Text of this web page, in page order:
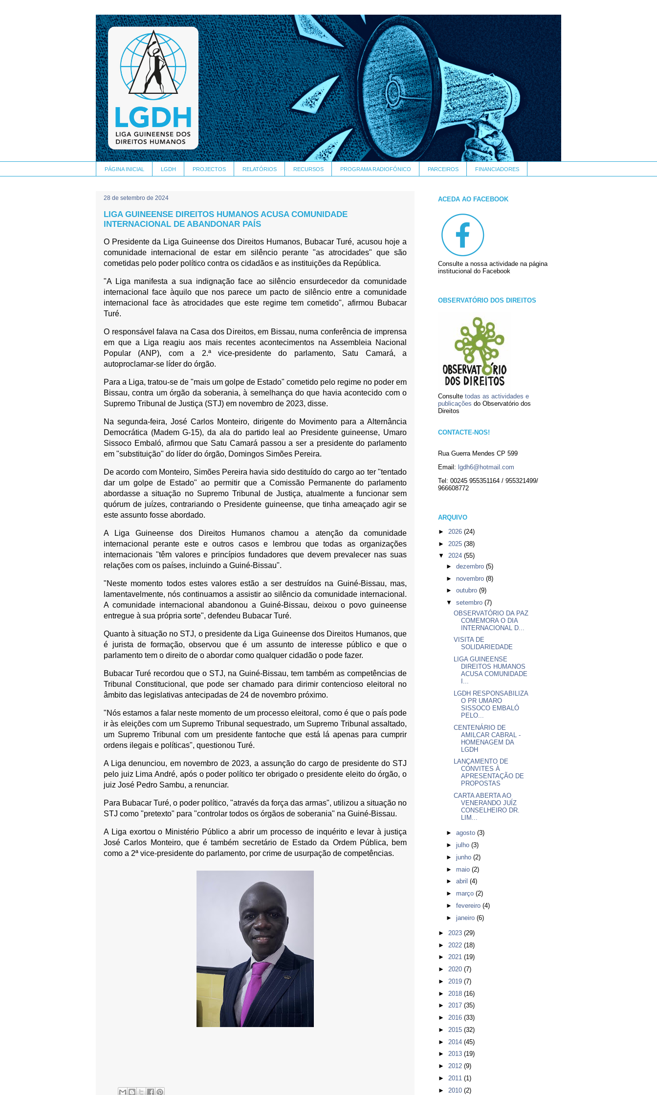
PÁGINA INICIAL LGDH PROJECTOS RELATÓRIOS RECURSOS PROGRAMA RADIOFÓNICO PARCEIROS FINANCIADORES
28 de setembro de 2024
LIGA GUINEENSE DIREITOS HUMANOS ACUSA COMUNIDADE
INTERNACIONAL DE ABANDONAR PAÍS
O Presidente da Liga Guineense dos Direitos Humanos, Bubacar Turé, acusou hoje a
comunidade internacional de estar em silêncio perante "as atrocidades" que são
cometidas pelo poder político contra os cidadãos e as instituições da República.
"A Liga manifesta a sua indignação face ao silêncio ensurdecedor da comunidade
internacional face àquilo que nos parece um pacto de silêncio entre a comunidade
internacional face às atrocidades que este regime tem cometido", afirmou Bubacar
Turé.
O responsável falava na Casa dos Direitos, em Bissau, numa conferência de imprensa
em que a Liga reagiu aos mais recentes acontecimentos na Assembleia Nacional
Popular (ANP), com a 2.ª vice-presidente do parlamento, Satu Camará, a
autoproclamar-se líder do órgão.
Para a Liga, tratou-se de "mais um golpe de Estado" cometido pelo regime no poder em
Bissau, contra um órgão da soberania, à semelhança do que havia acontecido com o
Supremo Tribunal de Justiça (STJ) em novembro de 2023, disse.
Na segunda-feira, José Carlos Monteiro, dirigente do Movimento para a Alternância
Democrática (Madem G-15), da ala do partido leal ao Presidente guineense, Umaro
Sissoco Embaló, afirmou que Satu Camará passou a ser a presidente do parlamento
em "substituição" do líder do órgão, Domingos Simões Pereira.
De acordo com Monteiro, Simões Pereira havia sido destituído do cargo ao ter "tentado
dar um golpe de Estado" ao permitir que a Comissão Permanente do parlamento
abordasse a situação no Supremo Tribunal de Justiça, atualmente a funcionar sem
quórum de juízes, contrariando o Presidente guineense, que tinha ameaçado agir se
este assunto fosse abordado.
A Liga Guineense dos Direitos Humanos chamou a atenção da comunidade
internacional perante este e outros casos e lembrou que todas as organizações
internacionais "têm valores e princípios fundadores que devem prevalecer nas suas
relações com os países, incluindo a Guiné-Bissau".
"Neste momento todos estes valores estão a ser destruídos na Guiné-Bissau, mas,
lamentavelmente, nós continuamos a assistir ao silêncio da comunidade internacional.
A comunidade internacional abandonou a Guiné-Bissau, deixou o povo guineense
entregue à sua própria sorte", defendeu Bubacar Turé.
Quanto à situação no STJ, o presidente da Liga Guineense dos Direitos Humanos, que
é jurista de formação, observou que é um assunto de interesse público e que o
parlamento tem o direito de o abordar como qualquer cidadão o pode fazer.
Bubacar Turé recordou que o STJ, na Guiné-Bissau, tem também as competências de
Tribunal Constitucional, que pode ser chamado para dirimir contencioso eleitoral no
âmbito das legislativas antecipadas de 24 de novembro próximo.
"Nós estamos a falar neste momento de um processo eleitoral, como é que o país pode
ir às eleições com um Supremo Tribunal sequestrado, um Supremo Tribunal assaltado,
um Supremo Tribunal com um presidente fantoche que está lá apenas para cumprir
ordens ilegais e políticas", questionou Turé.
A Liga denunciou, em novembro de 2023, a assunção do cargo de presidente do STJ
pelo juiz Lima André, após o poder político ter obrigado o presidente eleito do órgão, o
juiz José Pedro Sambu, a renunciar.
Para Bubacar Turé, o poder político, "através da força das armas", utilizou a situação no
STJ como "pretexto" para "controlar todos os órgãos de soberania" na Guiné-Bissau.
A Liga exortou o Ministério Público a abrir um processo de inquérito e levar à justiça
José Carlos Monteiro, que é também secretário de Estado da Ordem Pública, bem
como a 2ª vice-presidente do parlamento, por crime de usurpação de competências.
ACEDA AO FACEBOOK
Consulte a nossa actividade na página
institucional do Facebook
OBSERVATÓRIO DOS DIREITOS
Consulte todas as actividades e
publicações do Observatório dos
Direitos
CONTACTE-NOS!
Rua Guerra Mendes CP 599
Email: lgdh6@hotmail.com
Tel: 00245 955351164 / 955321499/
966608772
ARQUIVO
► 2026 (24)
► 2025 (38)
▼ 2024 (55)
► dezembro (5)
► novembro (8)
► outubro (9)
▼ setembro (7)
OBSERVATÓRIO DA PAZ
COMEMORA O DIA
INTERNACIONAL D...
VISITA DE
SOLIDARIEDADE
LIGA GUINEENSE
DIREITOS HUMANOS
ACUSA COMUNIDADE
I...
LGDH RESPONSABILIZA
O PR UMARO
SISSOCO EMBALÓ
PELO...
CENTENÁRIO DE
AMILCAR CABRAL -
HOMENAGEM DA
LGDH
LANÇAMENTO DE
CONVITES À
APRESENTAÇÃO DE
PROPOSTAS
CARTA ABERTA AO
VENERANDO JUÍZ
CONSELHEIRO DR.
LIM...
► agosto (3)
► julho (3)
► junho (2)
► maio (2)
► abril (4)
► março (2)
► fevereiro (4)
► janeiro (6)
► 2023 (29)
► 2022 (18)
► 2021 (19)
► 2020 (7)
► 2019 (7)
► 2018 (16)
► 2017 (35)
► 2016 (33)
► 2015 (32)
► 2014 (45)
► 2013 (19)
► 2012 (9)
► 2011 (1)
► 2010 (2)